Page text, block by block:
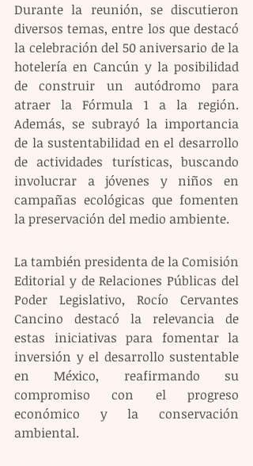
Durante la reunión, se discutieron
diversos temas, entre los que destacó
la celebración del 50 aniversario de la
hotelería en Cancún y la posibilidad
de construir un autódromo para
atraer la Fórmula 1 a la región.
Además, se subrayó la importancia
de la sustentabilidad en el desarrollo
de actividades turísticas, buscando
involucrar a jóvenes y niños en
campañas ecológicas que fomenten
la preservación del medio ambiente.
La también presidenta de la Comisión
Editorial y de Relaciones Públicas del
Poder Legislativo, Rocío Cervantes
Cancino destacó la relevancia de
estas iniciativas para fomentar la
inversión y el desarrollo sustentable
en México, reafirmando su
compromiso con el progreso
económico y la conservación
ambiental.